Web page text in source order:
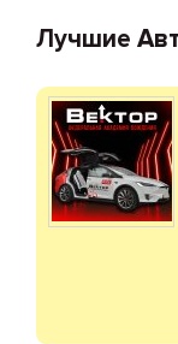
Лучшие